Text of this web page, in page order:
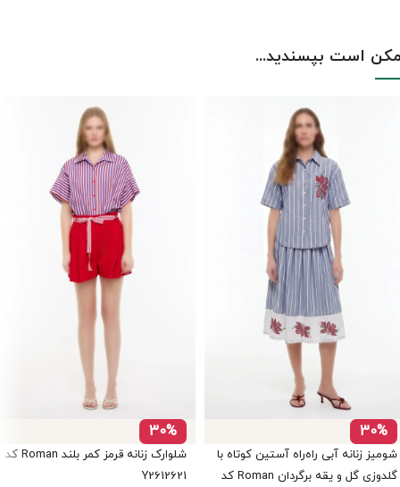
است بپسندید...
30%
شومیز زنانه آبی راه‌راه آستین کوتاه با
گلدوزی گل و یقه برگردان Roman کد
30%
شلوارک زنانه قرمز کمر بلند Roman کد
Y2612621